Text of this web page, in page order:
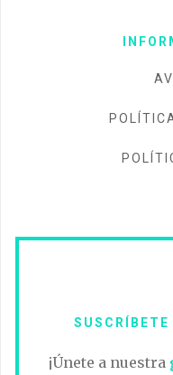
SUSCRÍBETE
¡Únete a nuestra